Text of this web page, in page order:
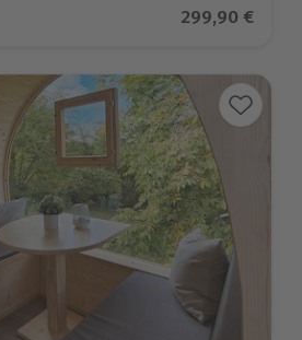
auf 66 Bewertungen
Aktueller
299,90 €